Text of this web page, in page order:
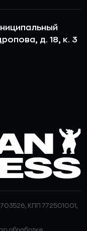
д. 18, к. 3
КПП 772501001,